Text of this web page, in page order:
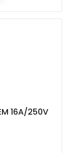
16A/250V